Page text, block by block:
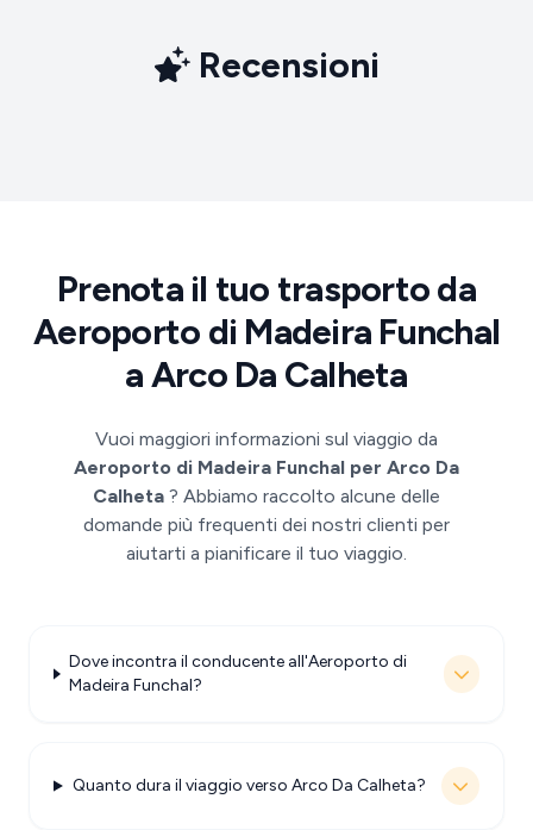
Recensioni
Prenota il tuo trasporto da
Aeroporto di Madeira Funchal
a Arco Da Calheta
Vuoi maggiori informazioni sul viaggio da
Aeroporto di Madeira Funchal per Arco Da
Calheta ? Abbiamo raccolto alcune delle
domande più frequenti dei nostri clienti per
aiutarti a pianificare il tuo viaggio.
Dove incontra il conducente all'Aeroporto di
Madeira Funchal?
Quanto dura il viaggio verso Arco Da Calheta?